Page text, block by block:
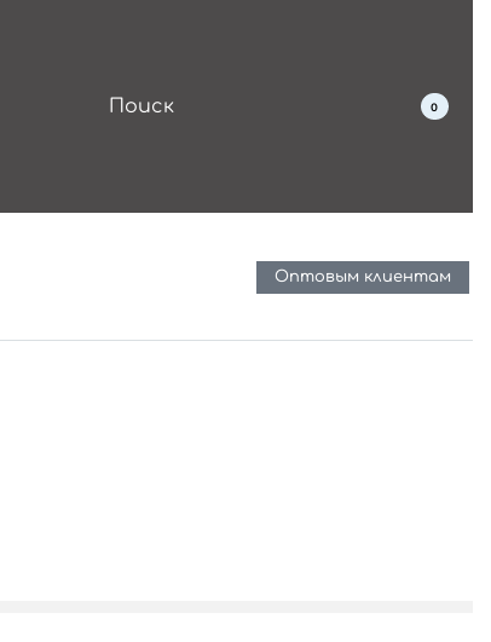
0
Оптовым клиентам